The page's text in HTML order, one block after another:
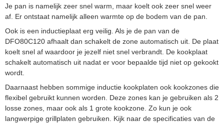
Je pan is namelijk zeer snel warm, maar koelt ook zeer snel weer
af. Er ontstaat namelijk alleen warmte op de bodem van de pan.
Ook is een inductieplaat erg veilig. Als je de pan van de
DFO80C120 afhaalt dan schakelt de zone automatisch uit. De plaat
koelt snel af waardoor je jezelf niet snel verbrandt. De kookplaat
schakelt automatisch uit nadat er voor bepaalde tijd niet op gekookt
wordt.
Daarnaast hebben sommige inductie kookplaten ook kookzones die
flexibel gebruikt kunnen worden. Deze zones kan je gebruiken als 2
losse zones, maar ook als 1 grote kookzone. Zo kun je ook
langwerpige grillplaten gebruiken. Kijk naar de specificaties van de